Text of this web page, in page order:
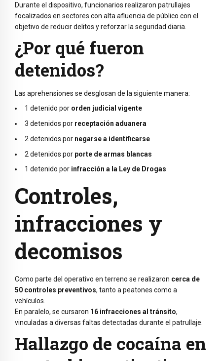
Durante el dispositivo, funcionarios realizaron patrullajes
focalizados en sectores con alta afluencia de público con el
objetivo de reducir delitos y reforzar la seguridad diaria.
¿Por qué fueron
detenidos?
Las aprehensiones se desglosan de la siguiente manera:
1 detenido por orden judicial vigente
3 detenidos por receptación aduanera
2 detenidos por negarse a identificarse
2 detenidos por porte de armas blancas
1 detenido por infracción a la Ley de Drogas
Controles,
infracciones y
decomisos
Como parte del operativo en terreno se realizaron cerca de
50 controles preventivos, tanto a peatones como a
vehículos.
En paralelo, se cursaron 16 infracciones al tránsito,
vinculadas a diversas faltas detectadas durante el patrullaje.
Hallazgo de cocaína en